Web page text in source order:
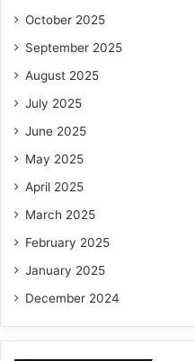
October 2025
September 2025
August 2025
July 2025
June 2025
May 2025
April 2025
March 2025
February 2025
January 2025
December 2024